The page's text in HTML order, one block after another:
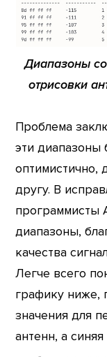
Диапазоны
отрисовки
Проблема
эти диапазоны
оптимистично,
другу. В
программисты
диапазоны,
качества
Легче всего
графику ниже,
значения для
антенн, а